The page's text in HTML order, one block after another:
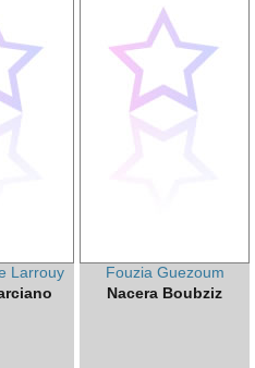
Larrouy
Fouzia Guezoum
Nacera Boubziz